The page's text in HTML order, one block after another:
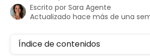
Escrito por Sara Agente
Actualizado hace más de una
Índice de contenidos